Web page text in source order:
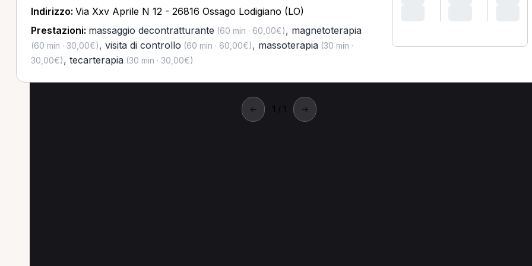
Indirizzo: Via Xxv Aprile N 12 - 26816 Ossago Lodigiano (LO)
Prestazioni: massaggio decontratturante (60 min · 60,00€), magnetoterapia
(60 min · 30,00€), visita di controllo (60 min · 60,00€), massoterapia(30 min ·
30,00€), tecarterapia(30 min · 30,00€)
← 1 / 1 →